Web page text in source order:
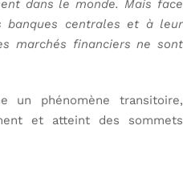
dans le monde. Mais face
banques centrales et à leur
marchés financiers ne sont
un phénomène transitoire,
et atteint des sommets